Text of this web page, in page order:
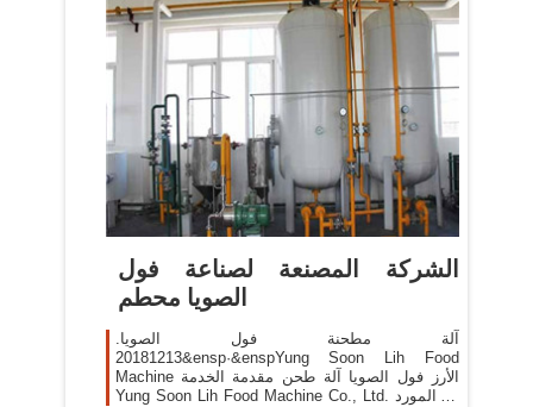
الشركة المصنعة لصناعة فول
الصويا محطم
آلة مطحنة فول الصويا.
20181213&ensp·&enspYung Soon Lih Food
Machine الأرز فول الصويا آلة طحن مقدمة الخدمة
Yung Soon Lih Food Machine Co., Ltd. هو المورد